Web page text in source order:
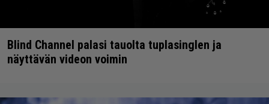
Blind Channel palasi tauolta tuplasinglen ja
näyttävän videon voimin